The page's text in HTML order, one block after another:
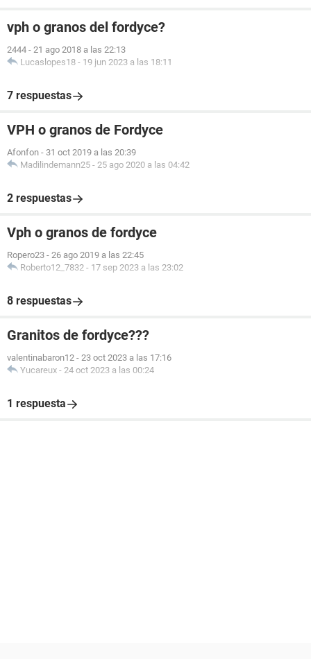
vph o granos del fordyce?
2444 - 21 ago 2018 a las 22:13
Lucaslopes18 - 19 jun 2023 a las 18:11
7 respuestas
VPH o granos de Fordyce
Afonfon - 31 oct 2019 a las 20:39
Madilindemann25 - 25 ago 2020 a las 04:42
2 respuestas
Vph o granos de fordyce
Ropero23 - 26 ago 2019 a las 22:45
Roberto12_7832 - 17 sep 2023 a las 23:02
8 respuestas
Granitos de fordyce???
valentinabaron12 - 23 oct 2023 a las 17:16
Yucareux - 24 oct 2023 a las 00:24
1 respuesta